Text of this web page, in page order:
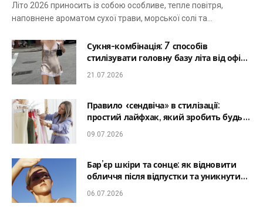
Літо 2026 приносить із собою особливе, тепле повітря,
наповнене ароматом сухої трави, морської солі та…
Сукня-комбінація: 7 способів
стилізувати головну базу літа від офісу
до романтичної вечері
21.07.2026
Правило «сендвіча» в стилізації:
простий лайфхак, який зробить будь-
який образ гармонійним
09.07.2026
Бар’єр шкіри та сонце: як відновити
обличчя після відпустки та уникнути
фотостаріння
06.07.2026